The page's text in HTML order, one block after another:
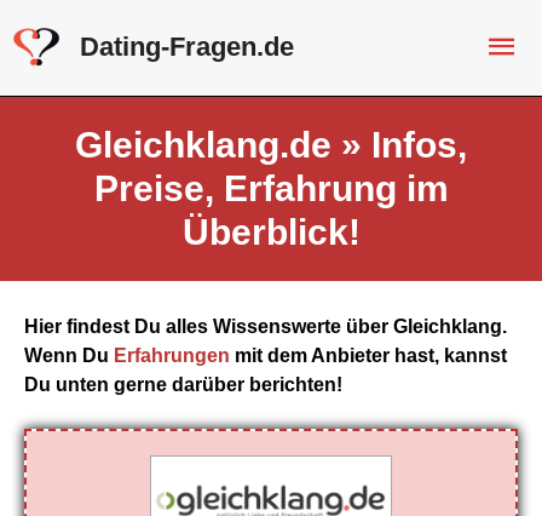
Dating-Fragen.de
Gleichklang.de » Infos,
Preise, Erfahrung im
Überblick!
Hier findest Du alles Wissenswerte über Gleichklang.
Wenn Du Erfahrungen mit dem Anbieter hast, kannst
Du unten gerne darüber berichten!